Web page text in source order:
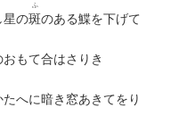
星の斑
ふ
のある鰈を下げて
もて合はさりき
へに暗き窓あきてをり